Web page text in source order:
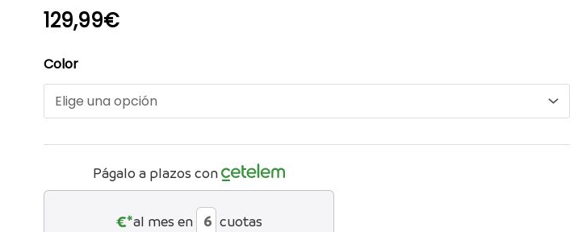
129,99€
Color
Págalo a plazos con
€*al mes en cuotas
CAMELBAK
MULE
cantidad